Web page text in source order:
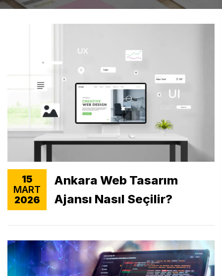
15
MART
2026
Ankara Web Tasarım
Ajansı Nasıl Seçilir?